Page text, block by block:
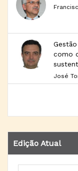
como
José
Edição Atual